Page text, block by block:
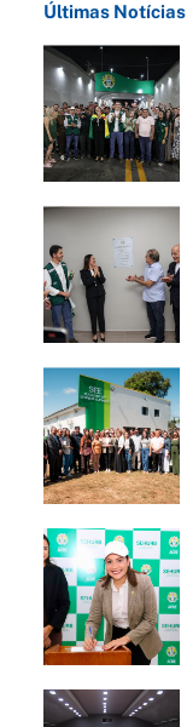
Últimas Notícias